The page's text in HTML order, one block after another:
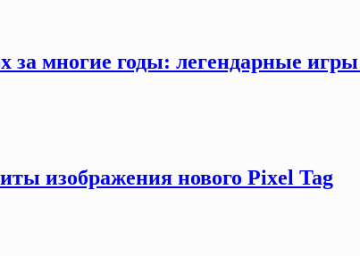
за многие годы: легендарные
изображения нового Pixel Tag